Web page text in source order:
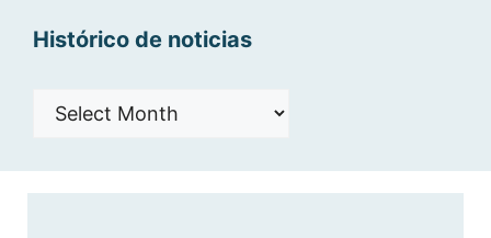
Histórico de noticias
Histórico